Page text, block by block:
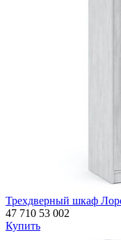
Трехдверный шкаф
47 710 53 002
Купить